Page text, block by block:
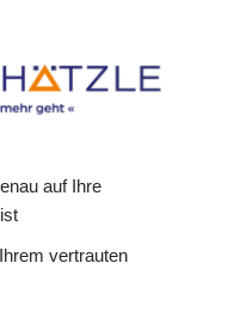
auf Ihre
vertrauten